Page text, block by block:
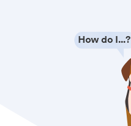
How do I...?